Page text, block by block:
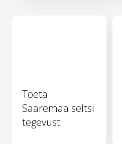
Toeta
Saaremaa seltsi
tegevust